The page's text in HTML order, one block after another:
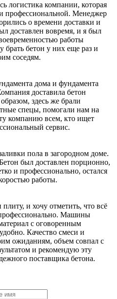
логистика компании, которая
профессиональной. Менеджер
о времени доставки и
доставлен вовремя, и я был
работы
брать бетон у них еще раз и
соседям.
дома и фундамента
доставила бетон
здесь же брали
спецы, помогали нам на
компанию всем, кто ищет
сервис.
пола в загородном доме.
был доставлен порционно,
и профессионально, остался
работы.
и хочу отметить, что всё
Машины
с оговоренным
Качество смеси и
ожиданиям, объем совпал с
и рекомендую эту
поставщика бетона.